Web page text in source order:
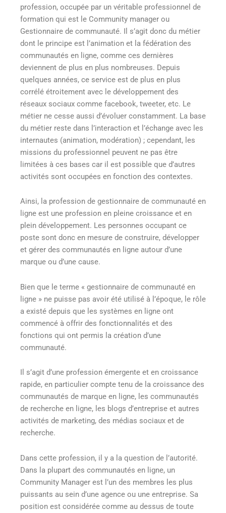
profession, occupée par un véritable professionnel de
formation qui est le Community manager ou
Gestionnaire de communauté. Il s’agit donc du métier
dont le principe est l’animation et la fédération des
communautés en ligne, comme ces dernières
deviennent de plus en plus nombreuses. Depuis
quelques années, ce service est de plus en plus
corrélé étroitement avec le développement des
réseaux sociaux comme facebook, tweeter, etc. Le
métier ne cesse aussi d’évoluer constamment. La base
du métier reste dans l’interaction et l’échange avec les
internautes (animation, modération) ; cependant, les
missions du professionnel peuvent ne pas être
limitées à ces bases car il est possible que d’autres
activités sont occupées en fonction des contextes.
Ainsi, la profession de gestionnaire de communauté en
ligne est une profession en pleine croissance et en
plein développement. Les personnes occupant ce
poste sont donc en mesure de construire, développer
et gérer des communautés en ligne autour d’une
marque ou d’une cause.
Bien que le terme « gestionnaire de communauté en
ligne » ne puisse pas avoir été utilisé à l’époque, le rôle
a existé depuis que les systèmes en ligne ont
commencé à offrir des fonctionnalités et des
fonctions qui ont permis la création d’une
communauté.
Il s’agit d’une profession émergente et en croissance
rapide, en particulier compte tenu de la croissance des
communautés de marque en ligne, les communautés
de recherche en ligne, les blogs d’entreprise et autres
activités de marketing, des médias sociaux et de
recherche.
Dans cette profession, il y a la question de l’autorité.
Dans la plupart des communautés en ligne, un
Community Manager est l’un des membres les plus
puissants au sein d’une agence ou une entreprise. Sa
position est considérée comme au dessus de toute